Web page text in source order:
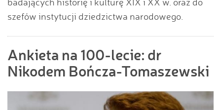
szefów instytucji dziedzictwa narodowego.
Ankieta na 100-lecie: dr
Nikodem Bończa-Tomaszewski